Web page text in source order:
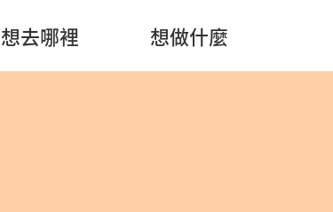
想去哪裡 想做什麼